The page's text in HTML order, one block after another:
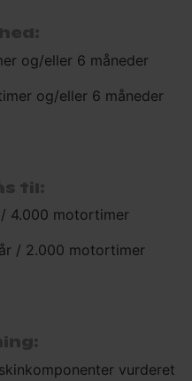
og/eller 6 måneder
og/eller 6 måneder
til:
4.000 motortimer
/ 2.000 motortimer
vurderet